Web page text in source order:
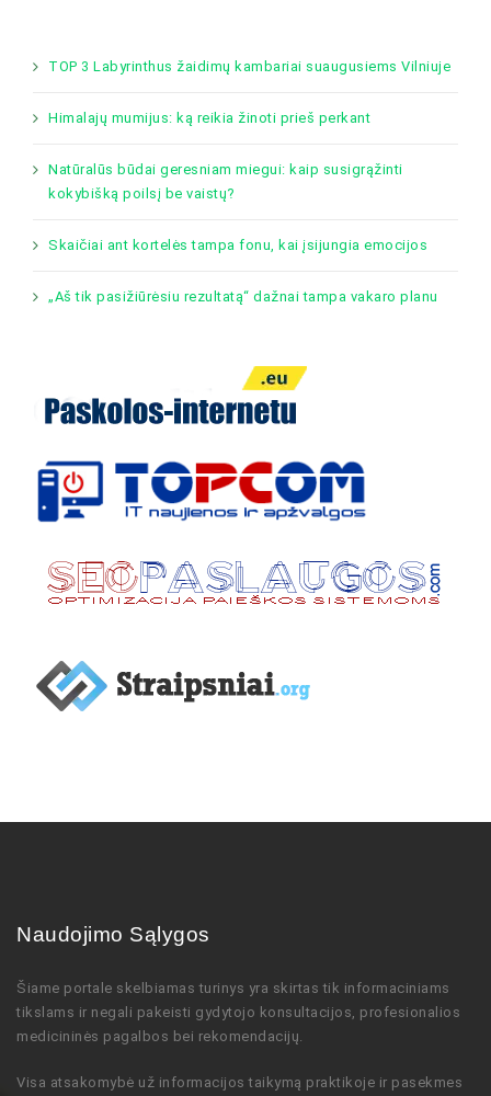
TOP 3 Labyrinthus žaidimų kambariai suaugusiems Vilniuje
Himalajų mumijus: ką reikia žinoti prieš perkant
Natūralūs būdai geresniam miegui: kaip susigrąžinti
kokybišką poilsį be vaistų?
Skaičiai ant kortelės tampa fonu, kai įsijungia emocijos
„Aš tik pasižiūrėsiu rezultatą“ dažnai tampa vakaro planu
Naudojimo Sąlygos
Šiame portale skelbiamas turinys yra skirtas tik informaciniams
tikslams ir negali pakeisti gydytojo konsultacijos, profesionalios
medicininės pagalbos bei rekomendacijų
Visa atsakomybė už informacijos taikymą praktikoje ir pasekmes